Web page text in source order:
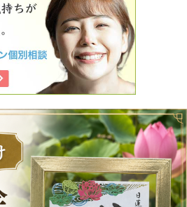
て、他の兄弟には言わず、私だ
ごく不公平で苦しいです 。 そ
聞かなければ、聞いたら母親は解
ない、と思いながら聞いていまし
で私だけが傷付き、とても悔しく
た。